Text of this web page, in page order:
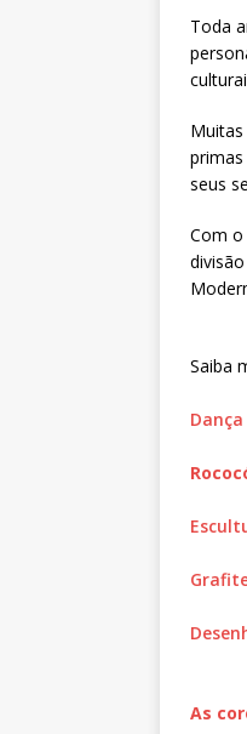
Toda
seus
Com
Saiba
Dança
As